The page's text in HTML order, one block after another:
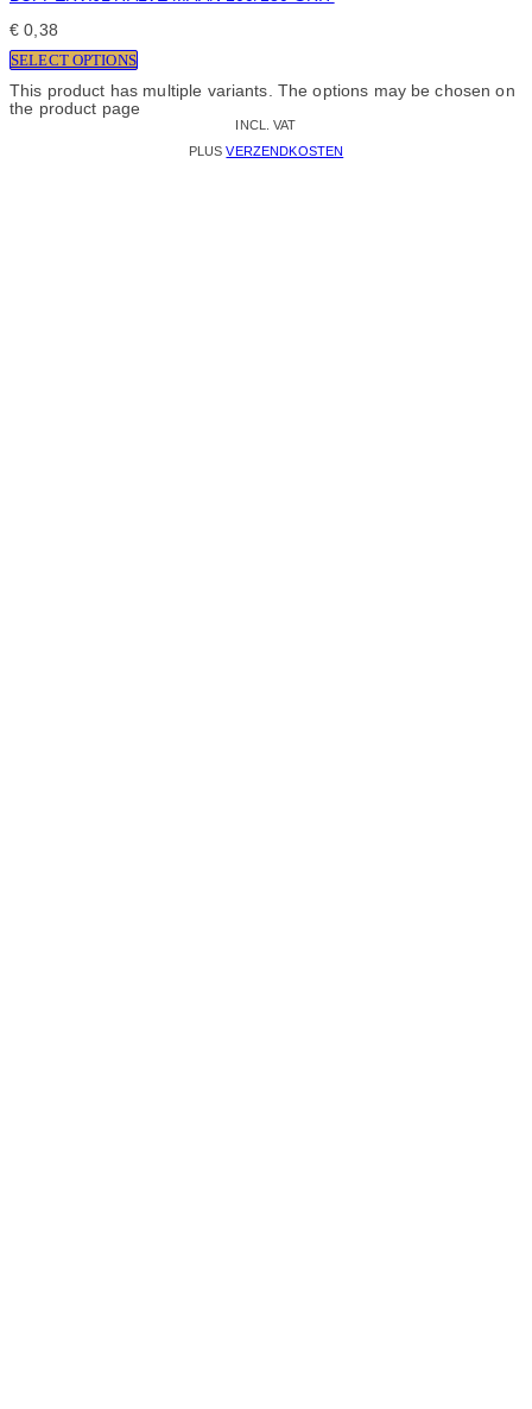
€ 0,38
SELECT OPTIONS
This product has multiple variants. The options may be chosen on
the product page
INCL. VAT
PLUSVERZENDKOSTEN